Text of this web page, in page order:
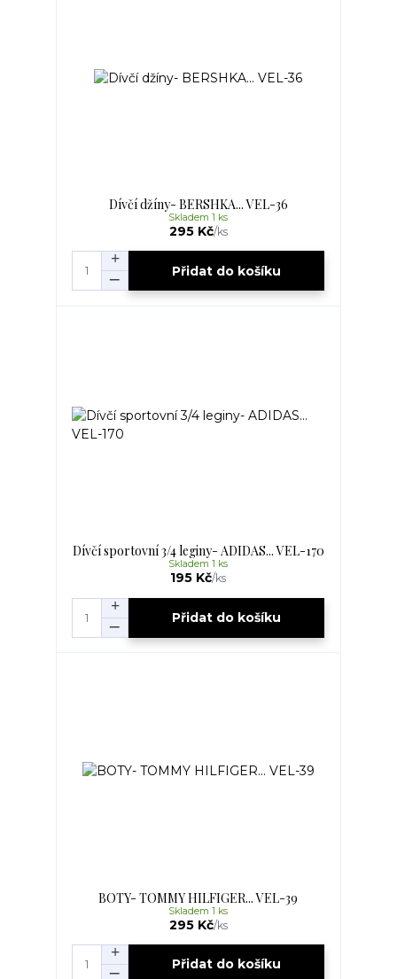
Dívčí džíny- BERSHKA... VEL-36
295 Kč/ks
Skladem 1 ks
Přidat do košíku
Dívčí sportovní 3/4 leginy- ADIDAS... VEL-170
195 Kč/ks
Skladem 1 ks
Přidat do košíku
BOTY- TOMMY HILFIGER... VEL-39
295 Kč/ks
Skladem 1 ks
Přidat do košíku